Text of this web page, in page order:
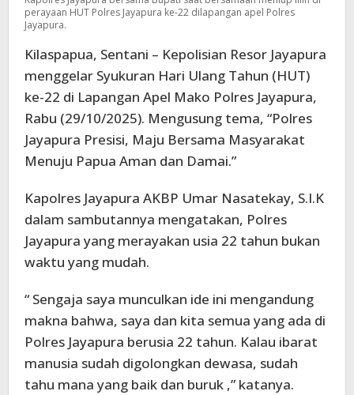
perayaan HUT Polres Jayapura ke-22 dilapangan apel Polres
Jayapura.
Kilaspapua, Sentani – Kepolisian Resor Jayapura
menggelar Syukuran Hari Ulang Tahun (HUT)
ke-22 di Lapangan Apel Mako Polres Jayapura,
Rabu (29/10/2025). Mengusung tema, “Polres
Jayapura Presisi, Maju Bersama Masyarakat
Menuju Papua Aman dan Damai.”
Kapolres Jayapura AKBP Umar Nasatekay, S.I.K
dalam sambutannya mengatakan, Polres
Jayapura yang merayakan usia 22 tahun bukan
waktu yang mudah.
“ Sengaja saya munculkan ide ini mengandung
makna bahwa, saya dan kita semua yang ada di
Polres Jayapura berusia 22 tahun. Kalau ibarat
manusia sudah digolongkan dewasa, sudah
tahu mana yang baik dan buruk ,” katanya.